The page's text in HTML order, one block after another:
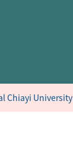
Chiayi University